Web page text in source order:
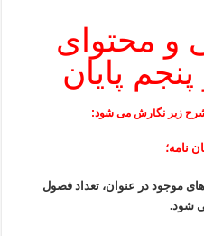
و محتوای
پایان
شرح زیر نگارش می شود:
نامه؛
موجود در عنوان،تعداد فصول
شود.